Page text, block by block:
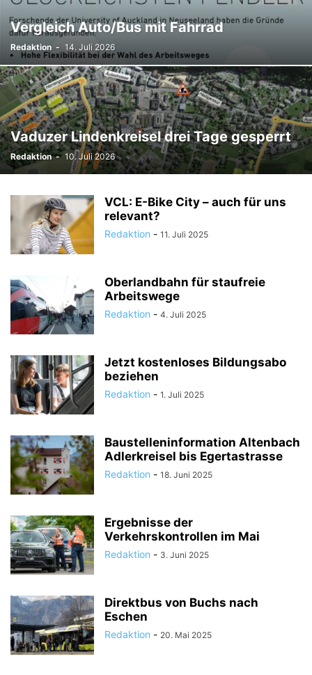
ÜSERE WORZLA - HISTORISCHES VEREINE
Vergleich Auto/Bus mit Fahrrad
Redaktion - 14. Juli 2026
Vaduzer Lindenkreisel drei Tage gesperrt
Redaktion - 10. Juli 2026
VCL: E-Bike City – auch für uns
relevant?
Redaktion - 11. Juli 2025
Oberlandbahn für staufreie
Arbeitswege
Redaktion - 4. Juli 2025
Jetzt kostenloses Bildungsabo
beziehen
Redaktion - 1. Juli 2025
Baustelleninformation Altenbach
Adlerkreisel bis Egertastrasse
Redaktion - 18. Juni 2025
Ergebnisse der
Verkehrskontrollen im Mai
Redaktion - 3. Juni 2025
Direktbus von Buchs nach
Eschen
Redaktion - 20. Mai 2025